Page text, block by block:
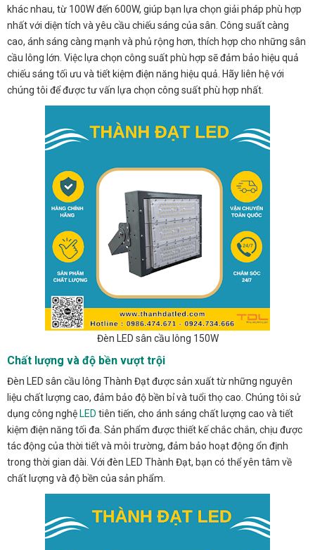
khác nhau, từ 100W đến 600W, giúp bạn lựa chọn giải pháp phù hợp
nhất với diện tích và yêu cầu chiếu sáng của sân. Công suất càng
cao, ánh sáng càng mạnh và phủ rộng hơn, thích hợp cho những sân
cầu lông lớn. Việc lựa chọn công suất phù hợp sẽ đảm bảo hiệu quả
chiếu sáng tối ưu và tiết kiệm điện năng hiệu quả. Hãy liên hệ với
chúng tôi để được tư vấn lựa chọn công suất phù hợp nhất.
Đèn LED sân cầu lông 150W
Chất lượng và độ bền vượt trội
Đèn LED sân cầu lông Thành Đạt được sản xuất từ những nguyên
liệu chất lượng cao, đảm bảo độ bền bỉ và tuổi thọ cao. Chúng tôi sử
dụng công nghệ LED tiên tiến, cho ánh sáng chất lượng cao và tiết
kiệm điện năng tối đa. Sản phẩm được thiết kế chắc chắn, chịu được
tác động của thời tiết và môi trường, đảm bảo hoạt động ổn định
trong thời gian dài. Với đèn LED Thành Đạt, bạn có thể yên tâm về
chất lượng và độ bền của sản phẩm.